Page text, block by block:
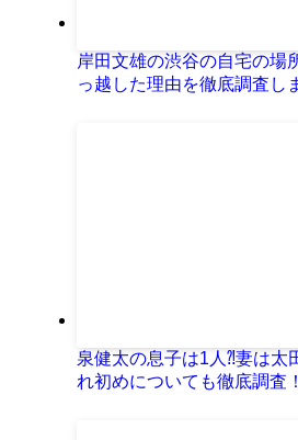
岸田文雄の渋谷の自宅の場
っ越した理由を徹底調査し
泉健太の息子は1人⁈妻は太
れ初めについても徹底調査！